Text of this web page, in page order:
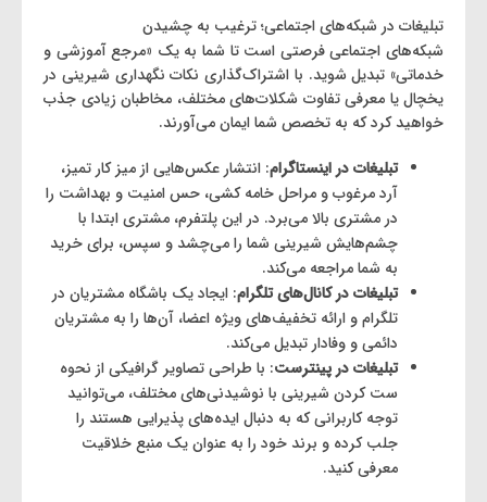
تبلیغات در شبکه‌های اجتماعی؛ ترغیب به چشیدن
شبکه‌های اجتماعی فرصتی است تا شما به یک «مرجع آموزشی و
خدماتی» تبدیل شوید. با اشتراک‌گذاری نکات نگهداری شیرینی در
یخچال یا معرفی تفاوت شکلات‌های مختلف، مخاطبان زیادی جذب
خواهید کرد که به تخصص شما ایمان می‌آورند.
تبلیغات در اینستاگرام: انتشار عکس‌هایی از میز کار تمیز،
آرد مرغوب و مراحل خامه کشی، حس امنیت و بهداشت را
در مشتری بالا می‌برد. در این پلتفرم، مشتری ابتدا با
چشم‌هایش شیرینی شما را می‌چشد و سپس، برای خرید
به شما مراجعه می‌کند.
تبلیغات در کانال‌های تلگرام: ایجاد یک باشگاه مشتریان در
تلگرام و ارائه تخفیف‌های ویژه اعضا، آن‌ها را به مشتریان
دائمی و وفادار تبدیل می‌کند.
تبلیغات در پینترست: با طراحی تصاویر گرافیکی از نحوه
ست کردن شیرینی با نوشیدنی‌های مختلف، می‌توانید
توجه کاربرانی که به دنبال ایده‌های پذیرایی هستند را
جلب کرده و برند خود را به عنوان یک منبع خلاقیت
معرفی کنید.